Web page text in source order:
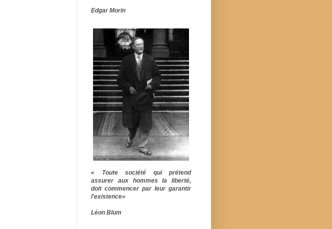
Edgar Morin
« Toute société qui prétend
assurer aux hommes la liberté,
doit commencer par leur garantir
l'existence»
Léon Blum